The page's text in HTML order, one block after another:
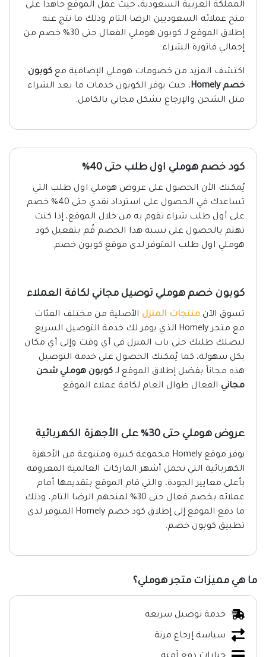
المملكة العربية السعودية، حيث عمل الموقع جاهداً على
منح عملائه السعوديين الرضا التام وذلك ما نتج عنه
إطلاق الموقع لـ كوبون هوملي الفعال حتى 30% خصم من
إجمالي فاتورة الشراء.
اكتشف المزيد من خصومات هوملي الإضافية مع كوبون
خصم Homely
، حيث يوفر الكوبون خدمات ما بعد الشراء
مثل الشحن والإرجاع بشكل مجاني بالكامل.
كود خصم هوملي اول طلب حتى 40%
يُمكنك الأن الحصول على عروض هوملي اول طلب التي
تساعدك في الحصول على استرداد نقدي حتى 40% خصم
على أول طلب شراء تقوم به من خلال الموقع، إذا كنت
تهتم بالحصول على نسبة هذا الخصم قُم بتفعيل كود
هوملي اول طلب المتوفر لدى موقع كوبون خصم.
كوبون خصم هوملي توصيل مجاني لكافة العملاء
تسوق الآن منتجات المنزل الأصلية من مختلف الفئات
مع متجر Homely الذي يوفر لك خدمة التوصيل السريع
ليصلك طلبك حتى باب المنزل في أي وقت وإلى أي مكان
بكل سهولة، كما يُمكنك الحصول على خدمة التوصيل
هذه مجاناً بفضل إطلاق الموقع لـ كوبون هوملي شحن
مجاني الفعال طوال العام لكافة عملاء الموقع.
عروض هوملي حتى 30% على الأجهزة الكهربائية
يوفر موقع Homely مجموعة كبيرة ومتنوعة من الأجهزة
الكهربائية التي تحمل أشهر الماركات العالمية المعروفة
بأعلى معايير الجودة، والتي قام الموقع بتقديمها أمام
عملائه بخصم فعال حتى 30% لمنحهم الرضا التام، وذلك
ما دفع الموقع إلى إطلاق كود خصم Homely المتوفر لدى
تطبيق كوبون خصم.
ما هي مميزات متجر هوملي؟
خدمة توصيل سريعة
سياسة إرجاع مرنة